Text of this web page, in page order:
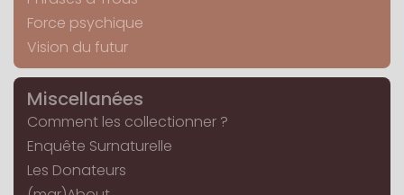
Force psychique
Vision du futur
Miscellanées
Comment les collectionner ?
Enquête Surnaturelle
Les Donateurs